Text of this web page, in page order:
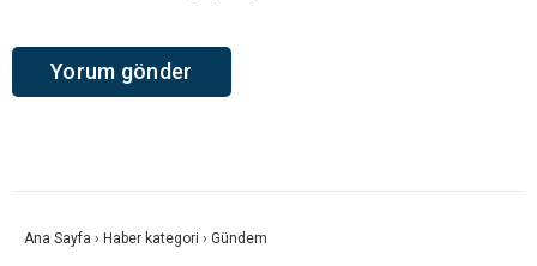
Ana Sayfa › Haber kategori › Gündem